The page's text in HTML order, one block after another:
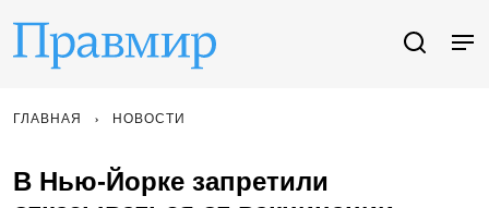
ГЛАВНАЯ НОВОСТИ
В Нью-Йорке запретили